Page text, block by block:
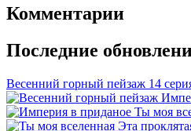
Комментарии
Последние
Весенний горный пейзаж 14
Ты моя
Эта